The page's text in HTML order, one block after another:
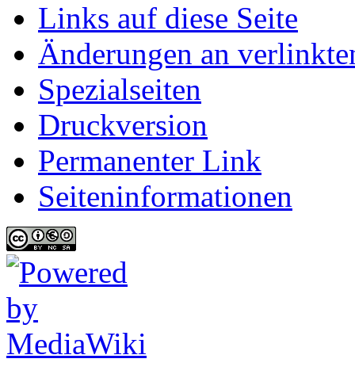
Links auf diese Seite
Änderungen an
Spezialseiten
Druckversion
Permanenter Link
Seiten­informationen